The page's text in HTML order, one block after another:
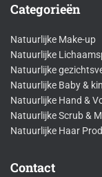
Categorieën
Natuurlijke Make-up
Natuurlijke
Natuurlijke
Natuurlijke Baby &
Natuurlijke Hand &
Natuurlijke Scrub &
Natuurlijke Haar
Contact